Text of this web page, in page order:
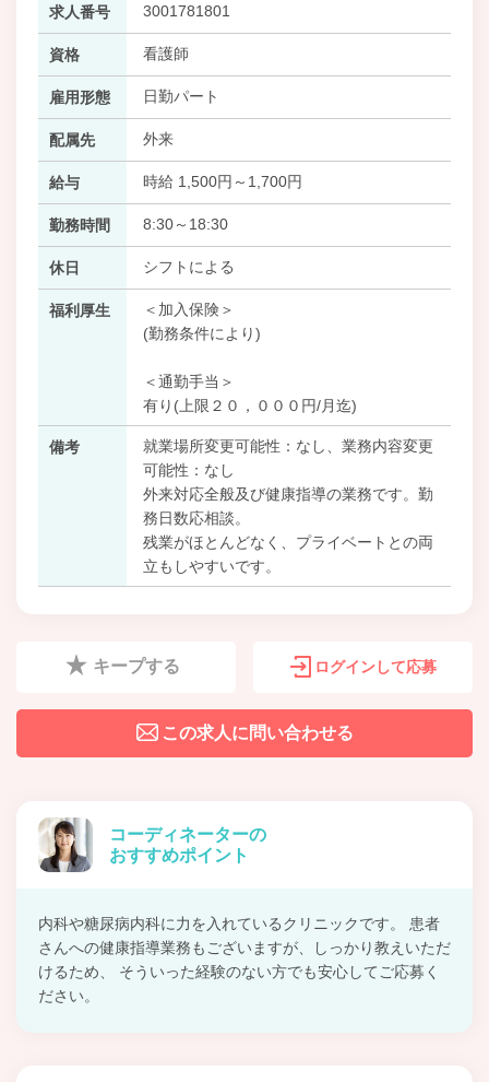
求人番号 3001781801
資格 看護師
雇用形態 日勤パート
配属先 外来
給与 時給 1,500円～1,700円
勤務時間 8:30～18:30
休日 シフトによる
福利厚生
＜加入保険＞
(勤務条件により)
＜通勤手当＞
有り(上限２０，０００円/月迄)
備考
就業場所変更可能性：なし、業務内容変更
可能性：なし
外来対応全般及び健康指導の業務です。勤
務日数応相談。
残業がほとんどなく、プライベートとの両
立もしやすいです。
キープする ログインして応募
この求人に問い合わせる
コーディネーターの
おすすめポイント
内科や糖尿病内科に力を入れているクリニックです。 患者
さんへの健康指導業務もございますが、しっかり教えいただ
けるため、 そういった経験のない方でも安心してご応募く
ださい。